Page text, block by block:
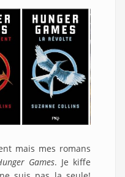
mais mes romans
Games. Je kiffe